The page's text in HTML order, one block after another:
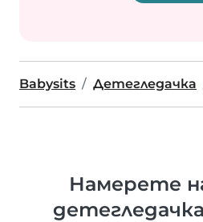
Babysits Детегледачка
Намерете